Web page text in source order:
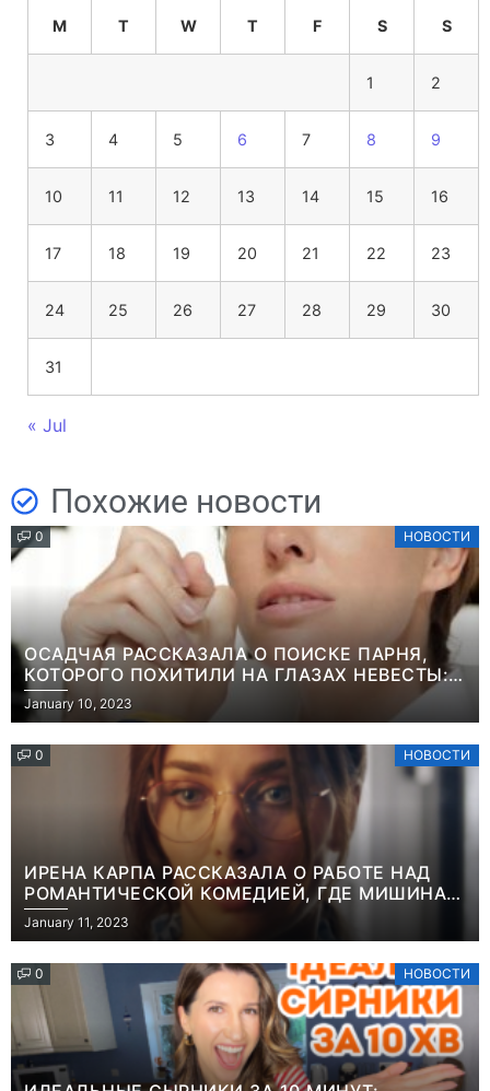
M T W T F S S
1 2
3 4 5 6 7 8 9
10 11 12 13 14 15 16
17 18 19 20 21 22 23
24 25 26 27 28 29 30
31
« Jul
Похожие новости
0 НОВОСТИ
ОСАДЧАЯ РАССКАЗАЛА О ПОИСКЕ ПАРНЯ,
КОТОРОГО ПОХИТИЛИ НА ГЛАЗАХ НЕВЕСТЫ:
“ОН ВЕСЬ УДАР ПРИНЯЛ НА СЕБЯ”
January 10, 2023
0 НОВОСТИ
ИРЕНА КАРПА РАССКАЗАЛА О РАБОТЕ НАД
РОМАНТИЧЕСКОЙ КОМЕДИЕЙ, ГДЕ МИШИНА В
РОЛИ МАТЕРИ-ОДИНОЧКИ
January 11, 2023
0 НОВОСТИ